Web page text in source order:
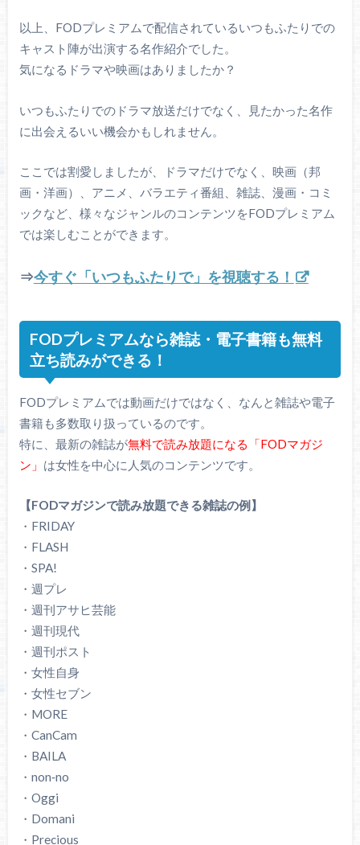
以上、FODプレミアムで配信されているいつもふたりでの
キャスト陣が出演する名作紹介でした。
気になるドラマや映画はありましたか？
いつもふたりでのドラマ放送だけでなく、見たかった名作
に出会えるいい機会かもしれません。
ここでは割愛しましたが、ドラマだけでなく、映画（邦
画・洋画）、アニメ、バラエティ番組、雑誌、漫画・コミ
ックなど、様々なジャンルのコンテンツをFODプレミアム
では楽しむことができます。
⇒今すぐ「いつもふたりで」を視聴する！
FODプレミアムなら雑誌・電子書籍も無料
立ち読みができる！
FODプレミアムでは動画だけではなく、なんと雑誌や電子
書籍も多数取り扱っているのです。
特に、最新の雑誌が無料で読み放題になる「FODマガジ
ン」 は女性を中心に人気のコンテンツです。
【FODマガジンで読み放題できる雑誌の例】
・FRIDAY
・FLASH
・SPA!
・週プレ
・週刊アサヒ芸能
・週刊現代
・週刊ポスト
・女性自身
・女性セブン
・MORE
・CanCam
・BAILA
・non‐no
・Oggi
・Domani
・Precious